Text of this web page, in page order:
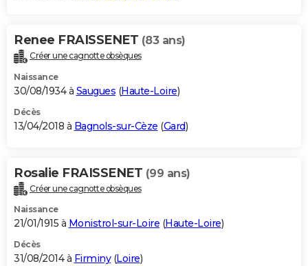
Renee FRAISSENET (83 ans)
Créer une cagnotte obsèques
Naissance
30/08/1934 à Saugues (Haute-Loire)
Décès
13/04/2018 à Bagnols-sur-Cèze (Gard)
Rosalie FRAISSENET (99 ans)
Créer une cagnotte obsèques
Naissance
21/01/1915 à Monistrol-sur-Loire (Haute-Loire)
Décès
31/08/2014 à Firminy(Loire)